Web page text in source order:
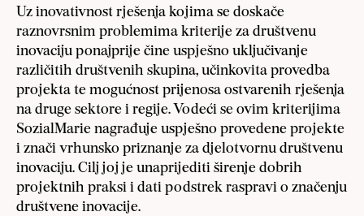
Uz inovativnost rješenja kojima se doskače
raznovrsnim problemima kriterije za društvenu
inovaciju ponajprije čine uspješno uključivanje
različitih društvenih skupina, učinkovita provedba
projekta te mogućnost prijenosa ostvarenih rješenja
na druge sektore i regije. Vodeći se ovim kriterijima
SozialMarie nagrađuje uspješno provedene projekte
i znači vrhunsko priznanje za djelotvornu društvenu
inovaciju. Cilj joj je unaprijediti širenje dobrih
projektnih praksi i dati podstrek raspravi o značenju
društvene inovacije.